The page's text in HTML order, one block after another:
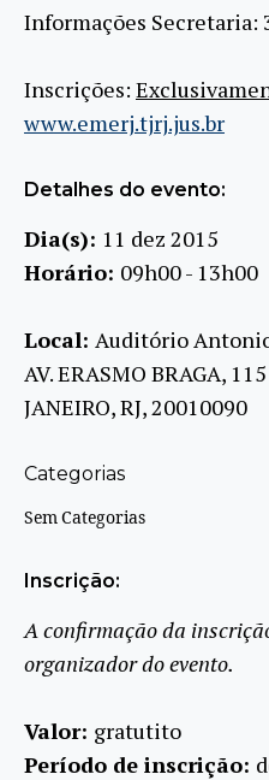
Informações Secretaria:
Inscrições:
www.emerj.tjrj.jus.br
Detalhes do evento:
Dia(s): 11 dez 2015
Horário: 09h00 - 13h00
Local: Auditório
AV. ERASMO BRAGA,
JANEIRO, RJ, 20010090
Categorias
Sem Categorias
Inscrição:
A confirmação da
organizador do evento.
Valor: gratutito
Período de inscrição: